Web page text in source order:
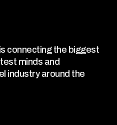
connecting the biggest
minds and
industry around the